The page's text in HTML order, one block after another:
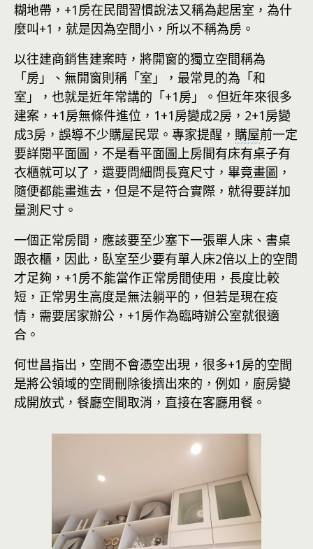
糊地帶，+1房在民間習慣說法又稱為起居室，為什
麼叫+1，就是因為空間小，所以不稱為房。
以往建商銷售建案時，將開窗的獨立空間稱為
「房」、無開窗則稱「室」，最常見的為「和
室」，也就是近年常講的「+1房」。但近年來很多
建案，+1房無條件進位，1+1房變成2房，2+1房變
成3房，誤導不少購屋民眾。專家提醒， 購屋前一定
要詳閱平面圖，不是看平面圖上房間有床有桌子有
衣櫃就可以了，還要問細問長寬尺寸，畢竟畫圖，
隨便都能畫進去，但是不是符合實際，就得要詳加
量測尺寸。
一個正常房間，應該要至少塞下一張單人床、書桌
跟衣櫃，因此，臥室至少要有單人床2倍以上的空間
才足夠，+1房不能當作正常房間使用，長度比較
短，正常男生高度是無法躺平的，但若是現在疫
情，需要居家辦公，+1房作為臨時辦公室就很適
合。
何世昌指出，空間不會憑空出現，很多+1房的空間
是將公領域的空間刪除後擠出來的，例如，廚房變
成開放式，餐廳空間取消，直接在客廳用餐。